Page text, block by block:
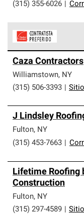
(315) 355-6026
parte de una red
que cumplen con
de profesionalismo
Caza Contractors
Williamstown, NY
(315) 506-3393
J Lindsley
Fulton, NY
(315) 453-7663
Lifetime Roofing
Construction
Fulton, NY
(315) 297-4589